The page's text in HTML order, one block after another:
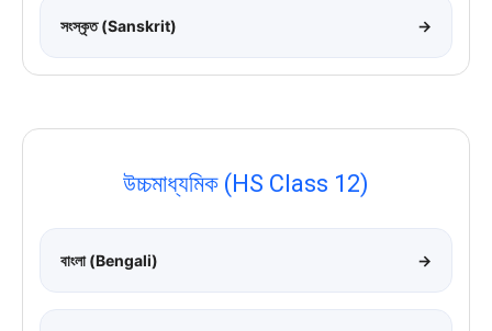
সংস্কৃত (Sanskrit) →
উচ্চমাধ্যমিক (HS Class 12)
বাংলা (Bengali) →